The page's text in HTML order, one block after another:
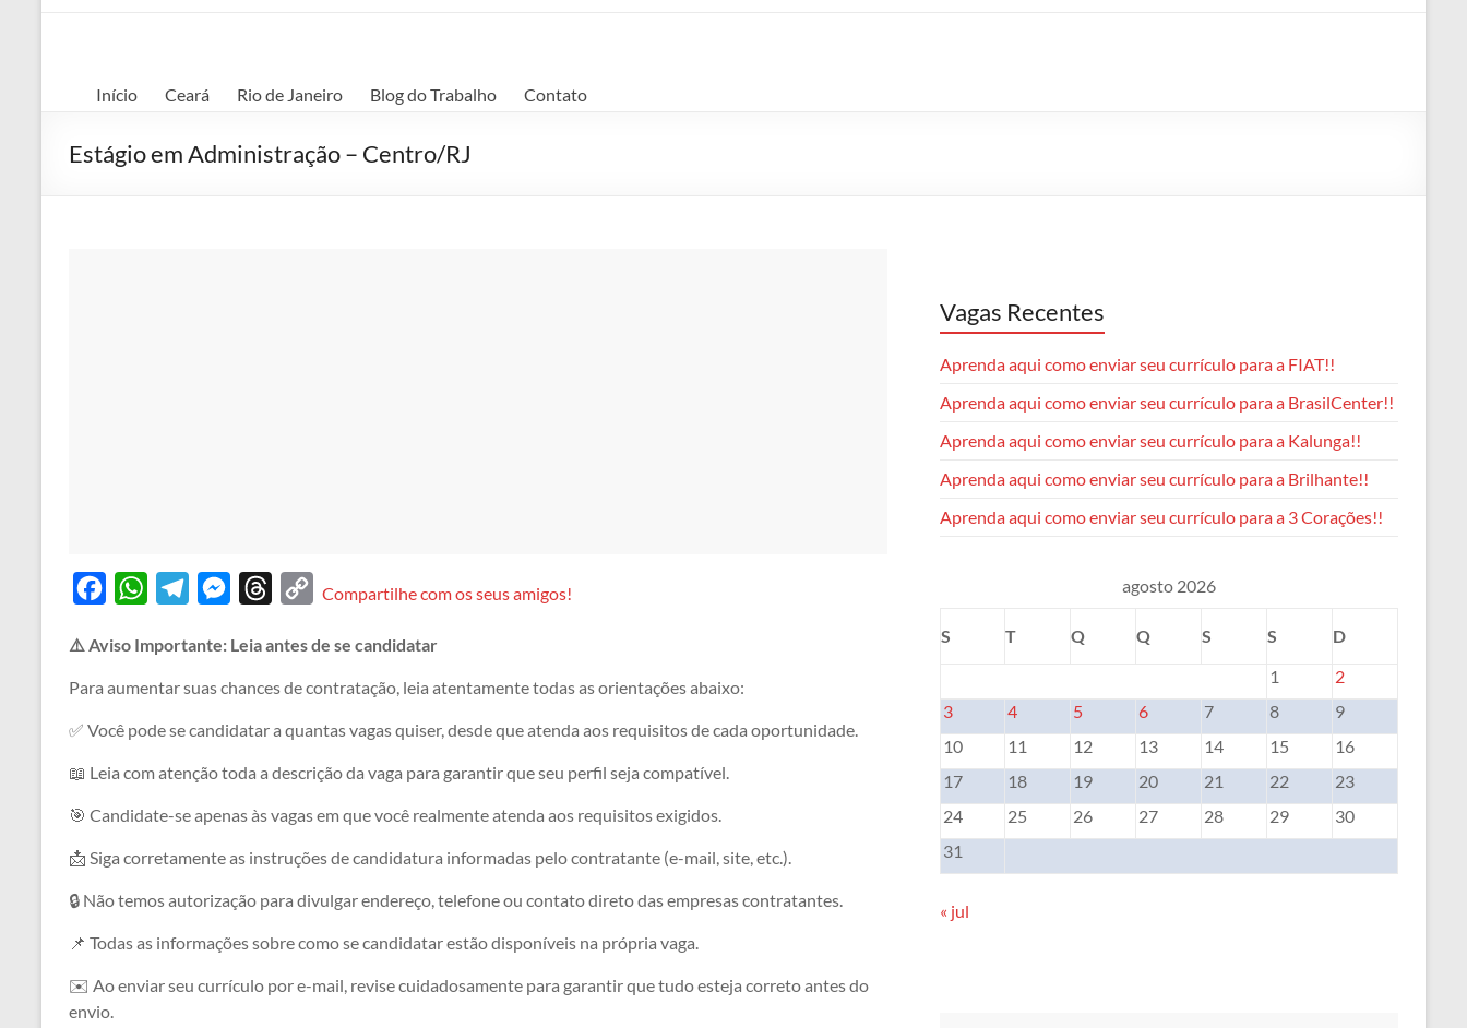
Início Ceará Rio de Janeiro Blog do Trabalho Contato
Estágio em Administração – Centro/RJ
c
e
o
k
W
a
t
p
p
l
e
a
m
M
s
s
g
e
r
e
s
C
p
y
n
k
Compartilhe com os seus amigos!
⚠️ Aviso Importante: Leia antes de se candidatar
Para aumentar suas chances de contratação, leia atentamente todas as orientações abaixo:
✅ Você pode se candidatar a quantas vagas quiser, desde que atenda aos requisitos de cada oportunidade.
📖 Leia com atenção toda a descrição da vaga para garantir que seu perfil seja compatível.
🎯 Candidate-se apenas às vagas em que você realmente atenda aos requisitos exigidos.
📩 Siga corretamente as instruções de candidatura informadas pelo contratante (e-mail, site, etc.).
🔒 Não temos autorização para divulgar endereço, telefone ou contato direto das empresas contratantes.
📌 Todas as informações sobre como se candidatar estão disponíveis na própria vaga.
✉️ Ao enviar seu currículo por e-mail, revise cuidadosamente para garantir que tudo esteja correto antes do
envio.
Vagas Recentes
Aprenda aqui como enviar seu currículo para a FIAT!!
Aprenda aqui como enviar seu currículo para a BrasilCenter!!
Aprenda aqui como enviar seu currículo para a Kalunga!!
Aprenda aqui como enviar seu currículo para a Brilhante!!
Aprenda aqui como enviar seu currículo para a 3 Corações!!
agosto 2026
S T Q Q S S
D
1
2
3
4 5 6 7 8
9
10
11 12 13 14 15
16
17
18 19 20 21 22
23
24
25 26 27 28 29
30
31
« jul